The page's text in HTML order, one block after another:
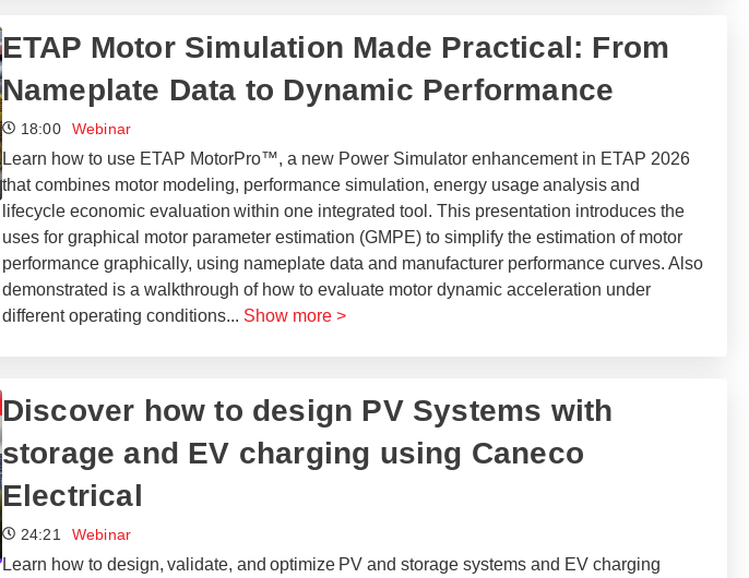
ETAP Motor Simulation Made Practical: From
Nameplate Data to Dynamic Performance
18:00 Webinar
Learn how to use ETAP MotorPro™, a new Power Simulator enhancement in ETAP 2026
that combines motor modeling, performance simulation, energy usage analysis and
lifecycle economic evaluation within one integrated tool.​ This presentation introduces the
uses for graphical motor parameter estimation (GMPE) to simplify the estimation of motor
performance graphically, using nameplate data and manufacturer performance curves. Also
demonstrated is a walkthrough of how to evaluate motor dynamic acceleration under
different operating conditions... Show more >
​​Discover how to design PV Systems with
storage and EV charging using Caneco
Electrical​
24:21 Webinar
Learn how to design, validate, and optimize PV and storage systems and EV charging